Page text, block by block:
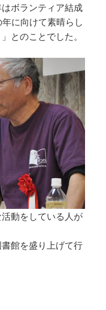
ボランティア結成
に向けて素晴らし
とのことでした。
動をしている人が
館を盛り上げて行